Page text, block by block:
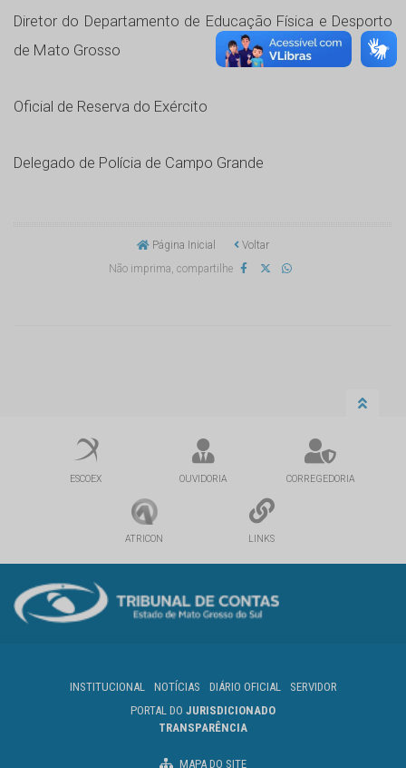
Diretor do Departamento de Educação Física e Desporto
de Mato Grosso
Oficial de Reserva do Exército
Delegado de Polícia de Campo Grande
Página Inicial
Voltar
Não imprima, compartilhe
ESCOEX OUVIDORIA CORREGEDORIA
ATRICON LINKS
INSTITUCIONAL NOTÍCIAS DIÁRIO OFICIAL
SERVIDOR
PORTAL DO JURISDICIONADO
TRANSPARÊNCIA
MAPA DO SITE